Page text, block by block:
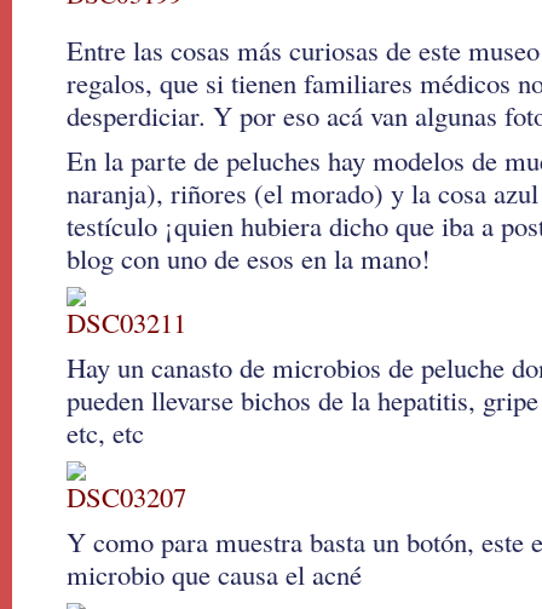
Entre las cosas más curiosas de este
regalos, que si tienen familiares médicos
desperdiciar. Y por eso acá van algunas
En la parte de peluches hay modelos de
naranja), riñores (el morado) y la cosa
testículo ¡quien hubiera dicho que iba a
blog con uno de esos en la mano!
Hay un canasto de microbios de peluche
pueden llevarse bichos de la hepatitis,
etc, etc
Y como para muestra basta un botón, este
microbio que causa el acné